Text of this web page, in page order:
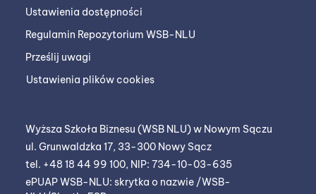
Ustawienia dostępności
Regulamin Repozytorium WSB-NLU
Prześlij uwagi
Ustawienia plików cookies
Wyższa Szkoła Biznesu (WSB NLU) w Nowym Sączu
ul. Grunwaldzka 17, 33-300 Nowy Sącz
tel. +48 18 44 99 100, NIP: 734-10-03-635
ePUAP WSB-NLU: skrytka o nazwie /WSB-